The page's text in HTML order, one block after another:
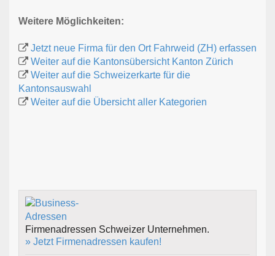
Weitere Möglichkeiten:
Jetzt neue Firma für den Ort Fahrweid (ZH) erfassen
Weiter auf die Kantonsübersicht Kanton Zürich
Weiter auf die Schweizerkarte für die
Kantonsauswahl
Weiter auf die Übersicht aller Kategorien
Firmenadressen Schweizer Unternehmen.
» Jetzt Firmenadressen kaufen!